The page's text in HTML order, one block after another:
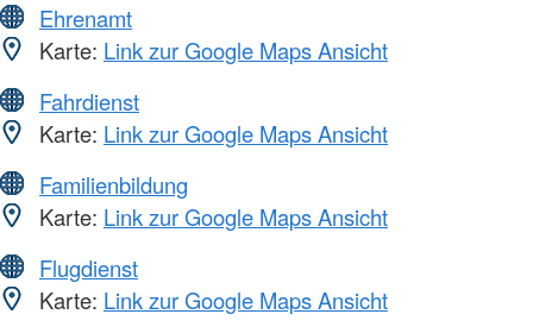
Ehrenamt
Karte: Link zur Google Maps Ansicht
Fahrdienst
Karte: Link zur Google Maps Ansicht
Familienbildung
Karte: Link zur Google Maps Ansicht
Flugdienst
Karte: Link zur Google Maps Ansicht